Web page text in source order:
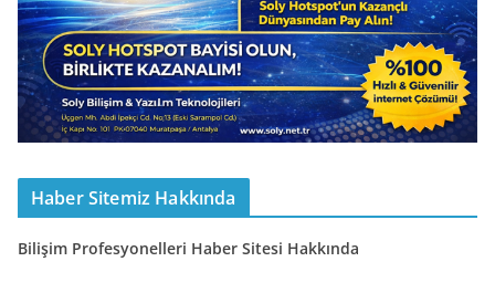
Haber Sitemiz Hakkında
Bilişim Profesyonelleri Haber Sitesi Hakkında